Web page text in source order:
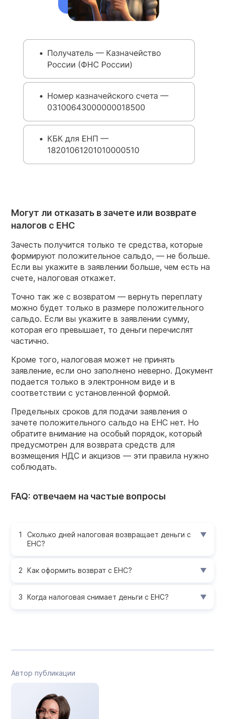
Могут ли отказать в зачете или возврате
налогов с ЕНС
Зачесть получится только те средства, которые
формируют положительное сальдо, — не больше.
Если вы укажите в заявлении больше, чем есть на
счете, налоговая откажет.
Точно так же с возвратом — вернуть переплату
можно будет только в размере положительного
сальдо. Если вы укажите в заявлении сумму,
которая его превышает, то деньги перечислят
частично.
Кроме того, налоговая может не принять
заявление, если оно заполнено неверно. Документ
подается только в электронном виде и в
соответствии с установленной формой.
Предельных сроков для подачи заявления о
зачете положительного сальдо на ЕНС нет. Но
обратите внимание на особый порядок, который
предусмотрен для возврата средств для
возмещения НДС и акцизов — эти правила нужно
соблюдать.
FAQ: отвечаем на частые вопросы
Сколько дней налоговая возвращает деньги с
ЕНС?
Как оформить возврат с ЕНС?
Когда налоговая снимает деньги с ЕНС?
Автор публикации